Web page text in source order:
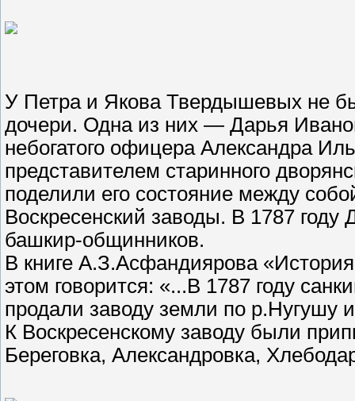
У Петра и Якова Твердышевых не
дочери. Одна из них — Дарья
небогатого офицера Александра
представителем старинного
поделили его состояние между
Воскресенский заводы. В 1787
башкир-общинников.
В книге А.З.Асфандиярова
этом говорится: «...В 1787 году
продали заводу земли по р.Нугушу
К Воскресенскому заводу были
Береговка, Александровка,